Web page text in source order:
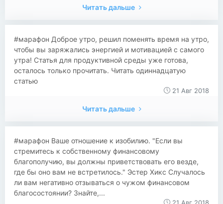
Читать дальше
#марафон Доброе утро, решил поменять время на утро,
чтобы вы заряжались энергией и мотивацией с самого
утра! Статья для продуктивной среды уже готова,
осталось только прочитать. Читать одиннадцатую
статью
21 Авг 2018
Читать дальше
#марафон Ваше отношение к изобилию. "Если вы
стремитесь к собственному финансовому
благополучию, вы должны приветствовать его везде,
где бы оно вам не встретилось." Эстер Хикс Случалось
ли вам негативно отзываться о чужом финансовом
благосостоянии? Знайте,...